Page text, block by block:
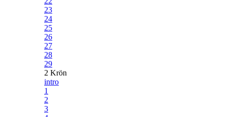
23
24
25
26
27
28
29
2 Krön
intro
1
2
3